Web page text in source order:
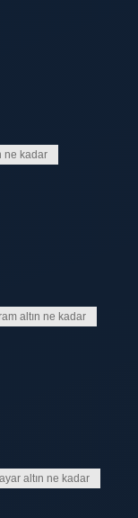
ne kadar
altın ne kadar
altın ne kadar